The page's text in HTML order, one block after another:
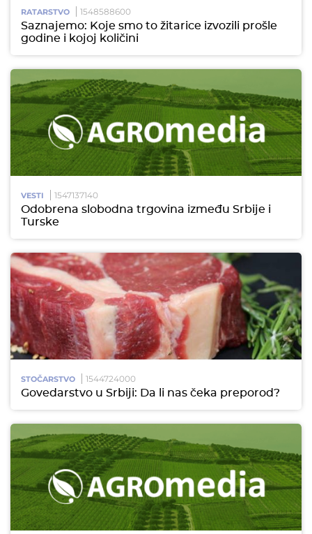
RATARSTVO 1548588600
Saznajemo: Koje smo to žitarice izvozili prošle
godine i kojoj količini
VESTI 1547137140
Odobrena slobodna trgovina između Srbije i
Turske
STOČARSTVO 1544724000
Govedarstvo u Srbiji: Da li nas čeka preporod?